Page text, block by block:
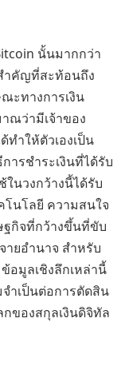
นั้นมากกว่า
ำคัญที่สะท้อนถึง
ะทางการเงิน
ณว่ามีเจ้าของ
ำให้ตัวเองเป็น
ารชำระเงินที่ได้รับ
ในวงกว้างนี้ได้รับ
นโลยี ความสนใจ
ฐกิจที่กว้างขึ้นที่ขับ
ายอำนาจ สำหรับ
อมูลเชิงลึกเหล่านี้
ำเป็นต่อการตัดสิน
ของสกุลเงินดิจิทัล